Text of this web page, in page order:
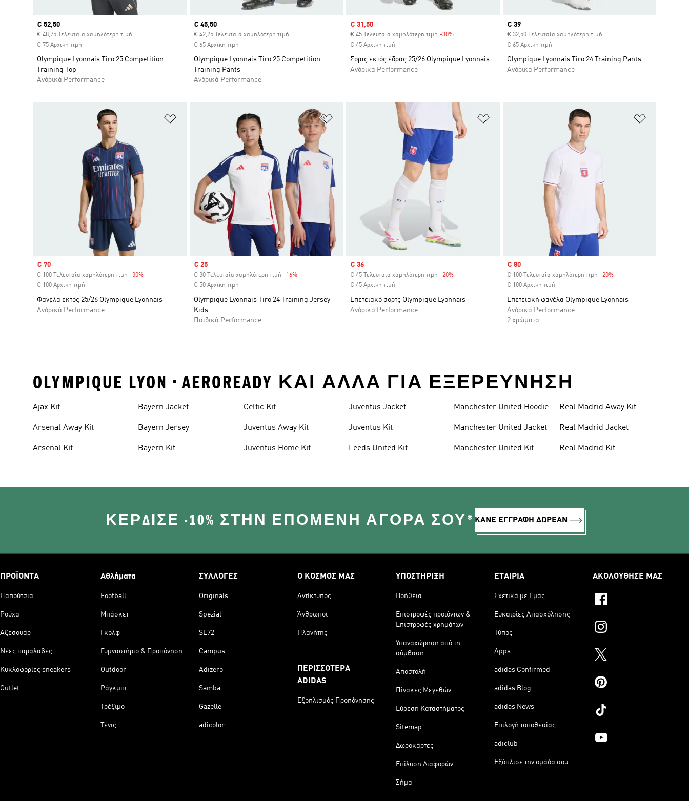
Current price
€ 52,50
€ 48,75 Τελευταία χαμηλότερη τιμή
€ 75 Αρχική τιμή
Olympique Lyonnais Tiro 25 Competition
Training Top
Ανδρικά Performance
Current price
€ 45,50
€ 42,25 Τελευταία χαμηλότερη τιμή
€ 65 Αρχική τιμή
Olympique Lyonnais Tiro 25 Competition
Training Pants
Ανδρικά Performance
Sale price
€ 31,50
€ 45 Τελευταία χαμηλότερη τιμή -30%
€ 45 Αρχική τιμή
Σορτς εκτός έδρας 25/26 Olympique Lyonnais
Ανδρικά Performance
Current price
€ 39
€ 32,50 Τελευταία χαμηλότερη τιμή
€ 65 Αρχική τιμή
Olympique Lyonnais Tiro 24 Training Pants
Ανδρικά Performance
Προσθήκη στη Λίστα Επιθυμιών
Sale price
€ 70
€ 100 Τελευταία χαμηλότερη τιμή -30%
€ 100 Αρχική τιμή
Φανέλα εκτός 25/26 Olympique Lyonnais
Ανδρικά Performance
Προσθήκη στη Λίστα Επιθυμιών
Sale price
€ 25
€ 30 Τελευταία χαμηλότερη τιμή -16%Discount
€ 50 Αρχική τιμή
Olympique Lyonnais Tiro 24 Training Jersey
Kids
Παιδικά Performance
Προσθήκη στη Λίστα Επιθυμιών
Sale price
€ 36
€ 45 Τελευταία χαμηλότερη τιμή -20%
€ 45 Αρχική τιμή
Επετειακό σορτς Olympique Lyonnais
Ανδρικά Performance
Sale price
€ 80
€ 100 Τελευταία χαμηλότερη τιμή -20%Discount
€ 100 Αρχική τιμή
Επετειακή φανέλα Olympique Lyonnais
Ανδρικά Performance
2 χρώματα
OLYMPIQUE LYON • AEROREADY ΚΑΙ ΑΛΛΑ ΓΙΑ ΕΞΕΡΕΥΝΗΣΗ
Ajax Kit
Arsenal Away Kit
Arsenal Kit
Bayern Jacket
Bayern Jersey
Bayern Kit
Celtic Kit
Juventus Away Kit
Juventus Home Kit
Juventus Jacket
Juventus Kit
Leeds United Kit
Manchester United Hoodie
Manchester United Jacket
Manchester United Kit
Real Madrid Away Kit
Real Madrid Jacket
Real Madrid Kit
ΚΈΡΔΙΣΕ -10% ΣΤΗΝ ΕΠΌΜΕΝΗ ΑΓΟΡΆ ΣΟΥ* ΚΑΝΕ ΕΓΓΡΑΦΗ ΔΩΡΕΑΝ
ΠΡΟΪΟΝΤΑ
Παπούτσια
Ρούχα
Αξεσουάρ
Νέες παραλαβές
Κυκλοφορίες sneakers
Outlet
Αθλήματα
Football
Μπάσκετ
Γκολφ
Γυμναστήριο & Προπόνηση
Outdoor
Ράγκμπι
Τρέξιμο
Τένις
ΣΥΛΛΟΓΕΣ
Originals
Spezial
SL72
Campus
Adizero
Samba
Gazelle
adicolor
Ο ΚΟΣΜΟΣ ΜΑΣ
Αντίκτυπος
Άνθρωποι
Πλανήτης
ΠΕΡΙΣΣΟΤΕΡΑ
ADIDAS
Εξοπλισμός Προπόνησης
ΥΠΟΣΤΗΡΙΞΗ
Βοήθεια
Επιστροφές προϊόντων &
Επιστροφές χρημάτων
Υπαναχώρηση από τη
σύμβαση
Αποστολή
Πίνακες Μεγεθών
Εύρεση Καταστήματος
Sitemap
Δωροκάρτες
Επίλυση Διαφορών
Σήμα
ΕΤΑΙΡΙΑ
Σχετικά με Εμάς
Ευκαιρίες Απασχόλησης
Τύπος
Apps
adidas Confirmed
adidas Blog
adidas News
Επιλογή τοποθεσίας
adiclub
Εξόπλισε την ομάδα σου
ΑΚΟΛΟΥΘΗΣΕ ΜΑΣ